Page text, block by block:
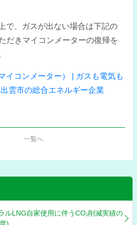
で、ガスが出ない場合は下記の
だきマイコンメーターの復帰を
イコンメーター） | ガスも電気も
雲市の総合エネルギー企業
一覧へ
ルLNG自家使用に伴うCO₂削減実績の